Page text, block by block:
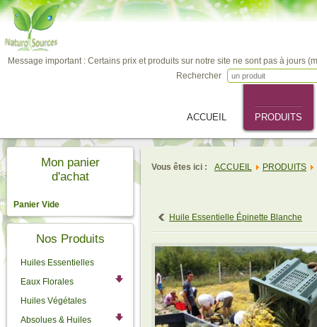
Message important : Certains prix et produits sur notre site ne sont pas à jours
Rechercher
ACCUEIL PRODUITS
Mon panier
d'achat
Panier Vide
Nos Produits
Huiles Essentielles
Eaux Florales
Huiles Végétales
Absolues & Huiles
Vous êtes ici : ACCUEIL PRODUITS
Huile Essentielle Épinette Blanche